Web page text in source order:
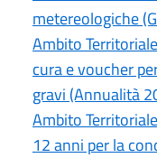
metereologiche
Ambito
cura e voucher
gravi (Annualità
Ambito
12 anni per la